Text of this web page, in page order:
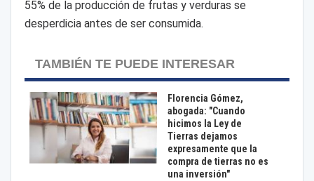
55% de la producción de frutas y verduras se
desperdicia antes de ser consumida.
TAMBIÉN TE PUEDE INTERESAR
Florencia Gómez,
abogada: "Cuando
hicimos la Ley de
Tierras dejamos
expresamente que la
compra de tierras no es
una inversión"